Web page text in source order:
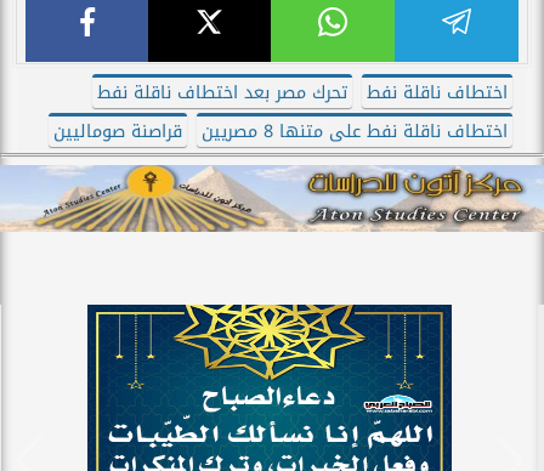
اختطاف ناقلة نفط
تحرك مصر بعد اختطاف ناقلة نفط
اختطاف ناقلة نفط على متنها 8 مصريين
قراصنة صوماليين